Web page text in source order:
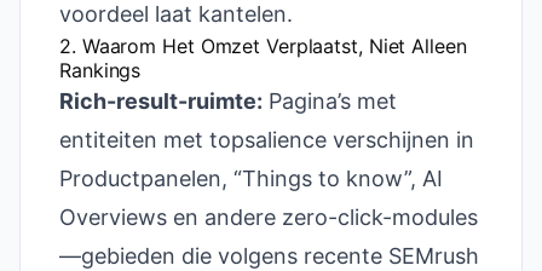
voordeel laat kantelen.
2. Waarom Het Omzet Verplaatst, Niet Alleen
Rankings
Rich-result-ruimte: Pagina’s met
entiteiten met topsalience verschijnen in
Productpanelen, “Things to know”, AI
Overviews en andere zero-click-modules
—gebieden die volgens recente SEMrush